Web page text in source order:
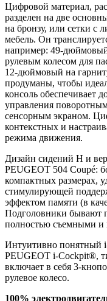
Цифровой материал,
разделен на две
на бронзу, или сетки
мебель. Он
например: 49-
рулевым колесом для
12-дюймовый на
продуманы, чтобы
консоль обеспечивает
управления
сенсорным экраном.
контекстных и
режима движения.
Дизайн сидений H и
PEUGEOT 504 Coupé:
компактных размерах,
стимулирующей
эффектом памяти (в
Подголовники бывают
полностью съемными и
Интуитивно понятный
PEUGEOT i-Cockpit®,
включает в себя 3-
рулевое колесо.
100%